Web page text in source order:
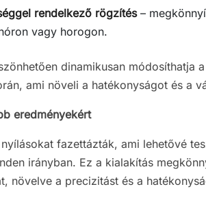
rendelkező rögzítés–
vagy horogon.
dinamikusan módosíthatja
ami növeli a hatékonyságot és a
eredményekért
fazettázták, ami lehetővé
irányban. Ez a kialakítás
növelve a precizitást és a